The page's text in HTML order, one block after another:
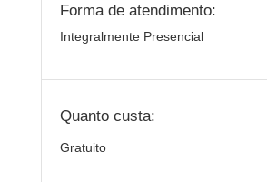
Forma de atendimento:
Integralmente Presencial
Quanto custa:
Gratuito